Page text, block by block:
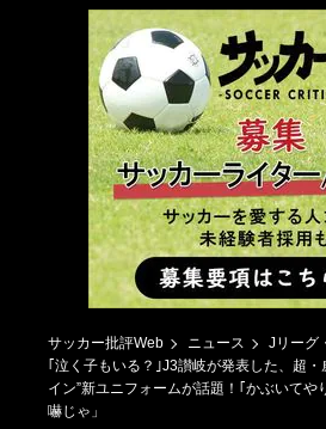
サッカー批評Web ニュース
Jリーグ
｢泣く子もいる？｣J3讃岐が発表した、超
イン”新ユニフォームが話題！｢かぶいてや
嚇じゃ」